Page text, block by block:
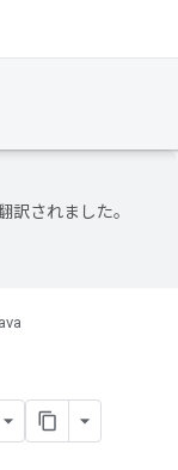
訳されました。